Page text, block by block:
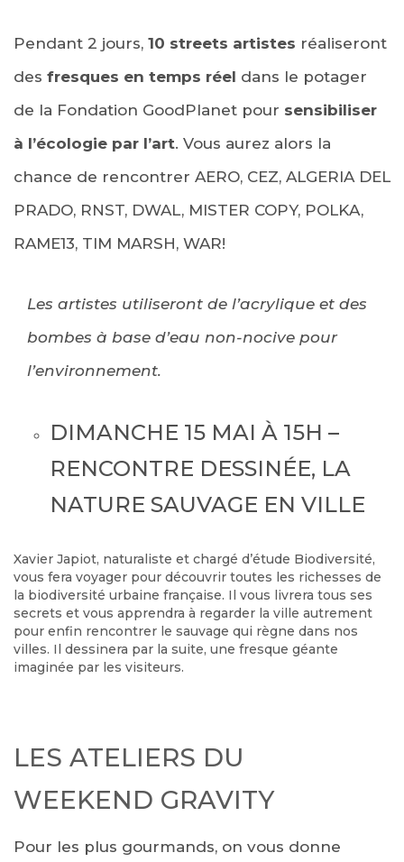
Pendant 2 jours, 10 streets artistes réaliseront
des fresques en temps réel dans le potager
de la Fondation GoodPlanet pour sensibiliser
à l’écologie par l’art. Vous aurez alors la
chance de rencontrer AERO, CEZ, ALGERIA DEL
PRADO, RNST, DWAL, MISTER COPY, POLKA,
RAME13, TIM MARSH, WAR!
Les artistes utiliseront de l’acrylique et des
bombes à base d’eau non-nocive pour
l’environnement.
DIMANCHE 15 MAI À 15H –
RENCONTRE DESSINÉE, LA
NATURE SAUVAGE EN VILLE
Xavier Japiot, naturaliste et chargé d’étude Biodiversité,
vous fera voyager pour découvrir toutes les richesses de
la biodiversité urbaine française. Il vous livrera tous ses
secrets et vous apprendra à regarder la ville autrement
pour enfin rencontrer le sauvage qui règne dans nos
villes. Il dessinera par la suite, une fresque géante
imaginée par les visiteurs.
LES ATELIERS DU
WEEKEND GRAVITY
Pour les plus gourmands, on vous donne